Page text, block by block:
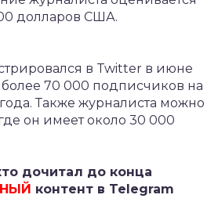
долларов США.
в Twitter в июне
70 000 подписчиков на
Также журналиста можно
он имеет около 30 000
дочитал до конца
контент в Telegram